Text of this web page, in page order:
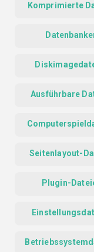
Komprimierte
Ausführbare
Seitenlayout-
Plugin-